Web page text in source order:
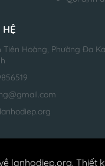
Tiên Hoàng, Phường Đa
lanhodiep.org. Thiết